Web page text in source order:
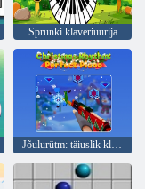
Sprunki klaveriuurija
Jõulurütm: täiuslik klaver